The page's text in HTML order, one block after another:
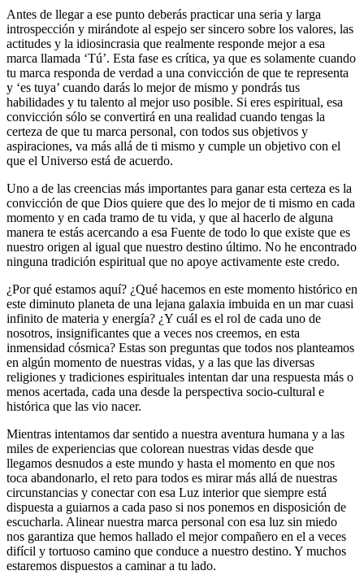
Antes de llegar a ese punto deberás practicar una seria y larga
introspección y mirándote al espejo ser sincero sobre los valores, las
actitudes y la idiosincrasia que realmente responde mejor a esa
marca llamada ‘Tú’. Esta fase es crítica, ya que es solamente cuando
tu marca responda de verdad a una convicción de que te representa
y ‘es tuya’ cuando darás lo mejor de mismo y pondrás tus
habilidades y tu talento al mejor uso posible. Si eres espiritual, esa
convicción sólo se convertirá en una realidad cuando tengas la
certeza de que tu marca personal, con todos sus objetivos y
aspiraciones, va más allá de ti mismo y cumple un objetivo con el
que el Universo está de acuerdo.
Uno a de las creencias más importantes para ganar esta certeza es la
convicción de que Dios quiere que des lo mejor de ti mismo en cada
momento y en cada tramo de tu vida, y que al hacerlo de alguna
manera te estás acercando a esa Fuente de todo lo que existe que es
nuestro origen al igual que nuestro destino último. No he encontrado
ninguna tradición espiritual que no apoye activamente este credo.
¿Por qué estamos aquí? ¿Qué hacemos en este momento histórico en
este diminuto planeta de una lejana galaxia imbuida en un mar cuasi
infinito de materia y energía? ¿Y cuál es el rol de cada uno de
nosotros, insignificantes que a veces nos creemos, en esta
inmensidad cósmica? Estas son preguntas que todos nos planteamos
en algún momento de nuestras vidas, y a las que las diversas
religiones y tradiciones espirituales intentan dar una respuesta más o
menos acertada, cada una desde la perspectiva socio-cultural e
histórica que las vio nacer.
Mientras intentamos dar sentido a nuestra aventura humana y a las
miles de experiencias que colorean nuestras vidas desde que
llegamos desnudos a este mundo y hasta el momento en que nos
toca abandonarlo, el reto para todos es mirar más allá de nuestras
circunstancias y conectar con esa Luz interior que siempre está
dispuesta a guiarnos a cada paso si nos ponemos en disposición de
escucharla. Alinear nuestra marca personal con esa luz sin miedo
nos garantiza que hemos hallado el mejor compañero en el a veces
difícil y tortuoso camino que conduce a nuestro destino. Y muchos
estaremos dispuestos a caminar a tu lado.